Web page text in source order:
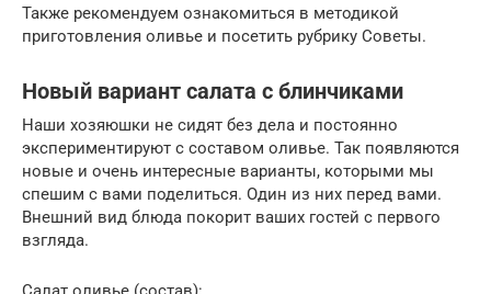
Также рекомендуем ознакомиться в методикой
приготовления оливье и посетить рубрику Советы.
Новый вариант салата с блинчиками
Наши хозяюшки не сидят без дела и постоянно
экспериментируют с составом оливье. Так появляются
новые и очень интересные варианты, которыми мы
спешим с вами поделиться. Один из них перед вами.
Внешний вид блюда покорит ваших гостей с первого
взгляда.